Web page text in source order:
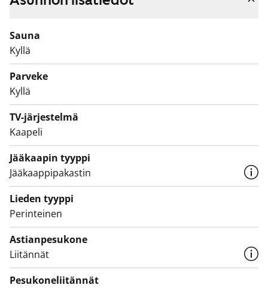
Sauna
Kyllä
Parveke
Kyllä
TV-järjestelmä
Kaapeli
Jääkaapin tyyppi
Jääkaappipakastin
Lieden tyyppi
Perinteinen
Astianpesukone
Liitännät
Pesukoneliitännät